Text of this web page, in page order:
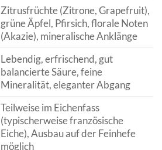
Zitrusfrüchte (Zitrone, Grapefruit),
grüne Äpfel, Pfirsich, florale Noten
(Akazie), mineralische Anklänge
Lebendig, erfrischend, gut
balancierte Säure, feine
Mineralität, eleganter Abgang
Teilweise im Eichenfass
(typischerweise französische
Eiche), Ausbau auf der Feinhefe
möglich